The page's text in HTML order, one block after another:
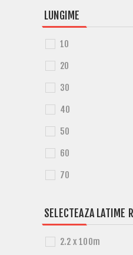
LUNGIME
10
20
30
40
50
60
70
SELECTEAZA LATIME
2.2 x 100m